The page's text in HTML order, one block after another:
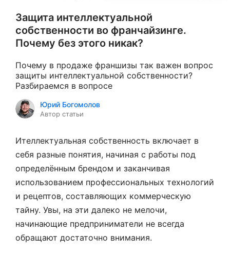
Защита интеллектуальной
собственности во франчайзинге.
Почему без этого никак?
Почему в продаже франшизы так важен вопрос
защиты интеллектуальной собственности?
Разбираемся в вопросе
Юрий Богомолов
Автор статьи
Ителлектуальная собственность включает в
себя разные понятия, начиная с работы под
определённым брендом и заканчивая
использованием профессиональных технологий
и рецептов, составляющих коммерческую
тайну. Увы, на эти далеко не мелочи,
начинающие предприниматели не всегда
обращают достаточно внимания.